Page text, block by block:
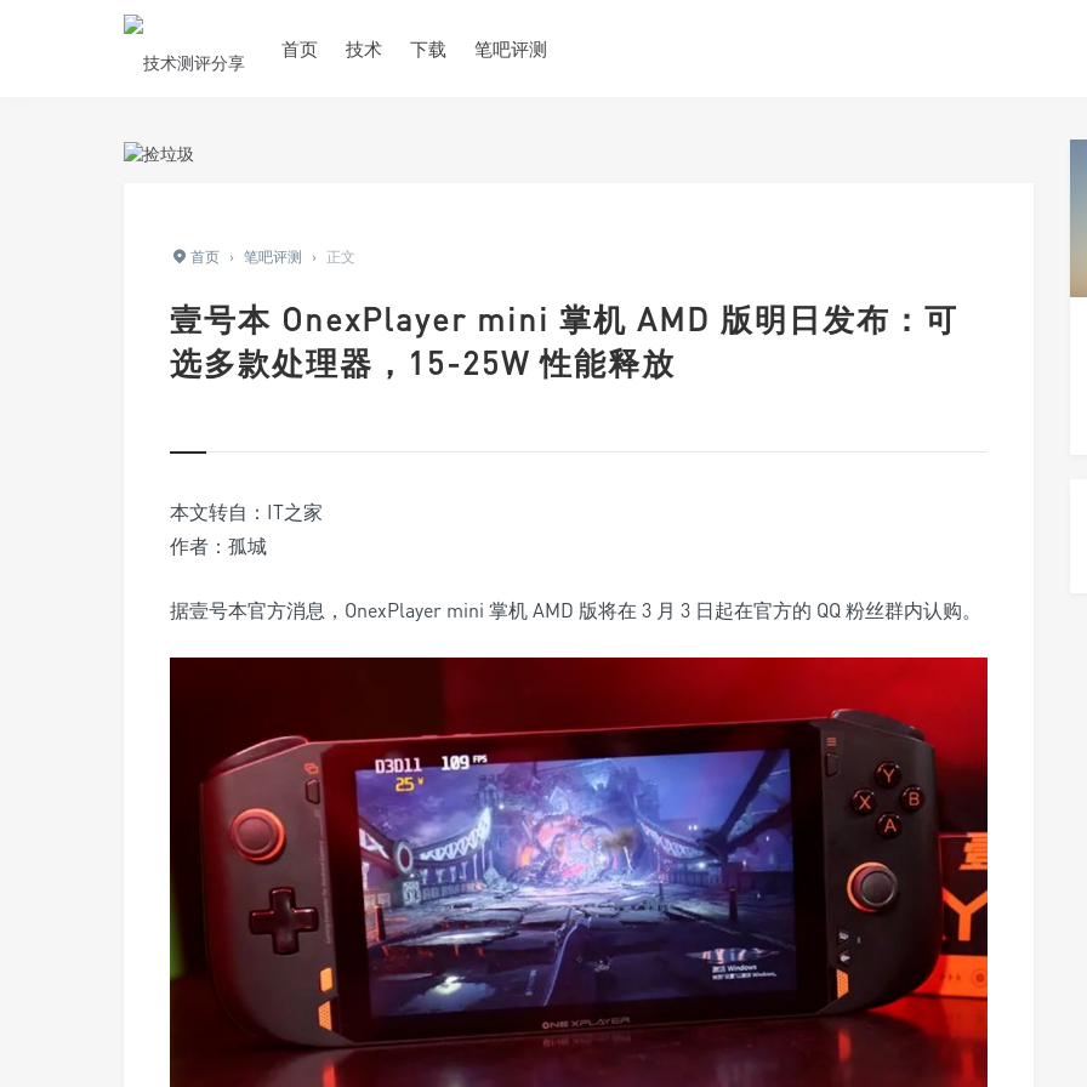
首页 技术 下载 笔吧评测
首页 › 笔吧评测 › 正文
壹号本 OnexPlayer mini 掌机 AMD 版明日发布：可
选多款处理器，15-25W 性能释放
本文转自：IT之家
作者：孤城
据壹号本官方消息，OnexPlayer mini 掌机 AMD 版将在 3 月 3 日起在官方的 QQ 粉丝群内认购。